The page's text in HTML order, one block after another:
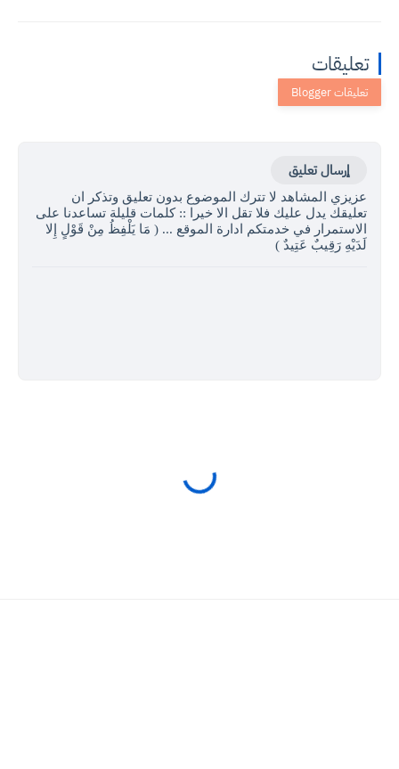
تعليقات
إرسال تعليق
عزيزي المشاهد لا تترك الموضوع بدون تعليق وتذكر ان
تعليقك يدل عليك فلا تقل الا خيرا :: كلمات قليلة تساعدنا على
الاستمرار في خدمتكم ادارة الموقع ... ( مَا يَلْفِظُ مِنْ قَوْلٍ إِلا
لَدَيْهِ رَقِيبٌ عَتِيدٌ )